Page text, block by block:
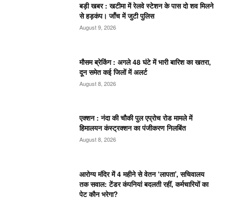
बड़ी खबर : खटीमा में रेलवे स्टेशन के पास दो शव मिलने
से हड़कंप। जाँच में जुटी पुलिस
August 9, 2026
मौसम ब्रेकिंग : अगले 48 घंटे में भारी बारिश का खतरा,
दून समेत कई जिलों में अलर्ट
August 8, 2026
एक्शन : नंदा की चौकी पुल एप्रोच रोड मामले में
हिमालयन कंस्ट्रक्शन का पंजीकरण निलबिंत
August 8, 2026
आरोग्य मंदिर में 4 महीने से वेतन ‘लापता’, सचिवालय
तक सवाल: टेंडर कंपनियां बदलती रहीं, कर्मचारियों का
पेट कौन भरेगा?